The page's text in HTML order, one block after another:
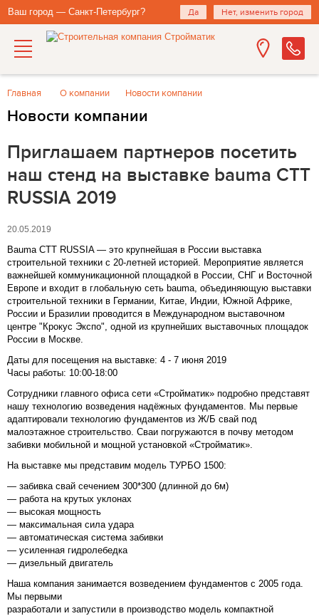
Ваш город — Санкт-Петербург? Да Нет, изменить город
Главная О компании Новости компании
Новости компании
Приглашаем партнеров посетить
наш стенд на выставке bauma CTT
RUSSIA 2019
20.05.2019
Bauma CTT RUSSIA — это крупнейшая в России выставка
строительной техники с 20-летней историей. Мероприятие является
важнейшей коммуникационной площадкой в России, СНГ и Восточной
Европе и входит в глобальную сеть bauma, объединяющую выставки
строительной техники в Германии, Китае, Индии, Южной Африке,
России и Бразилии проводится в Международном выставочном
центре "Крокус Экспо", одной из крупнейших выставочных площадок
России в Москве.
Даты для посещения на выставке: 4 - 7 июня 2019
Часы работы: 10:00-18:00
Сотрудники главного офиса сети «Стройматик» подробно представят
нашу технологию возведения надёжных фундаментов. Мы первые
адаптировали технологию фундаментов из Ж/Б свай под
малоэтажное строительство. Сваи погружаются в почву методом
забивки мобильной и мощной установкой «Стройматик».
На выставке мы представим модель ТУРБО 1500:
— забивка свай сечением 300*300 (длинной до 6м)
— работа на крутых уклонах
— высокая мощность
— максимальная сила удара
— автоматическая система забивки
— усиленная гидролебедка
— дизельный двигатель
Наша компания занимается возведением фундаментов с 2005 года.
Мы первыми
разработали и запустили в производство модель компактной